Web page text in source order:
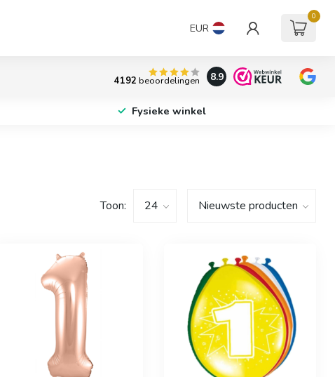
EUR
0
4192 beoordelingen 8.9
Fysieke winkel
Toon: